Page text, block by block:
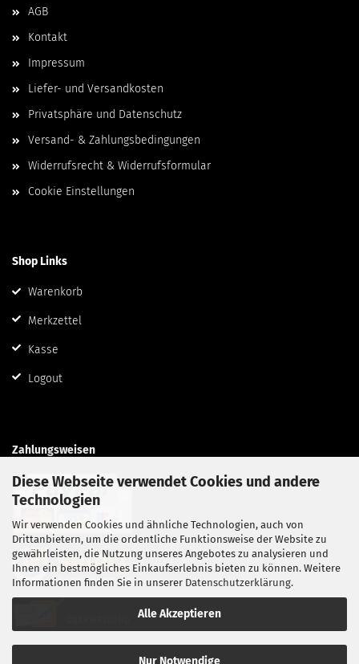
Diese Webseite verwendet Cookies und andere
Technologien
Wir verwenden Cookies und ähnliche Technologien, auch von
Drittanbietern, um die ordentliche Funktionsweise der Website zu
gewährleisten, die Nutzung unseres Angebotes zu analysieren und
Ihnen ein bestmögliches Einkaufserlebnis bieten zu können. Weitere
Informationen finden Sie in unserer Datenschutzerklärung.
Alle Akzeptieren
Nur Notwendige
AGB
Kontakt
Impressum
Liefer- und Versandkosten
Privatsphäre und Datenschutz
Versand- & Zahlungsbedingungen
Widerrufsrecht & Widerrufsformular
Cookie Einstellungen
Shop Links
Warenkorb
Merkzettel
Kasse
Logout
Zahlungsweisen